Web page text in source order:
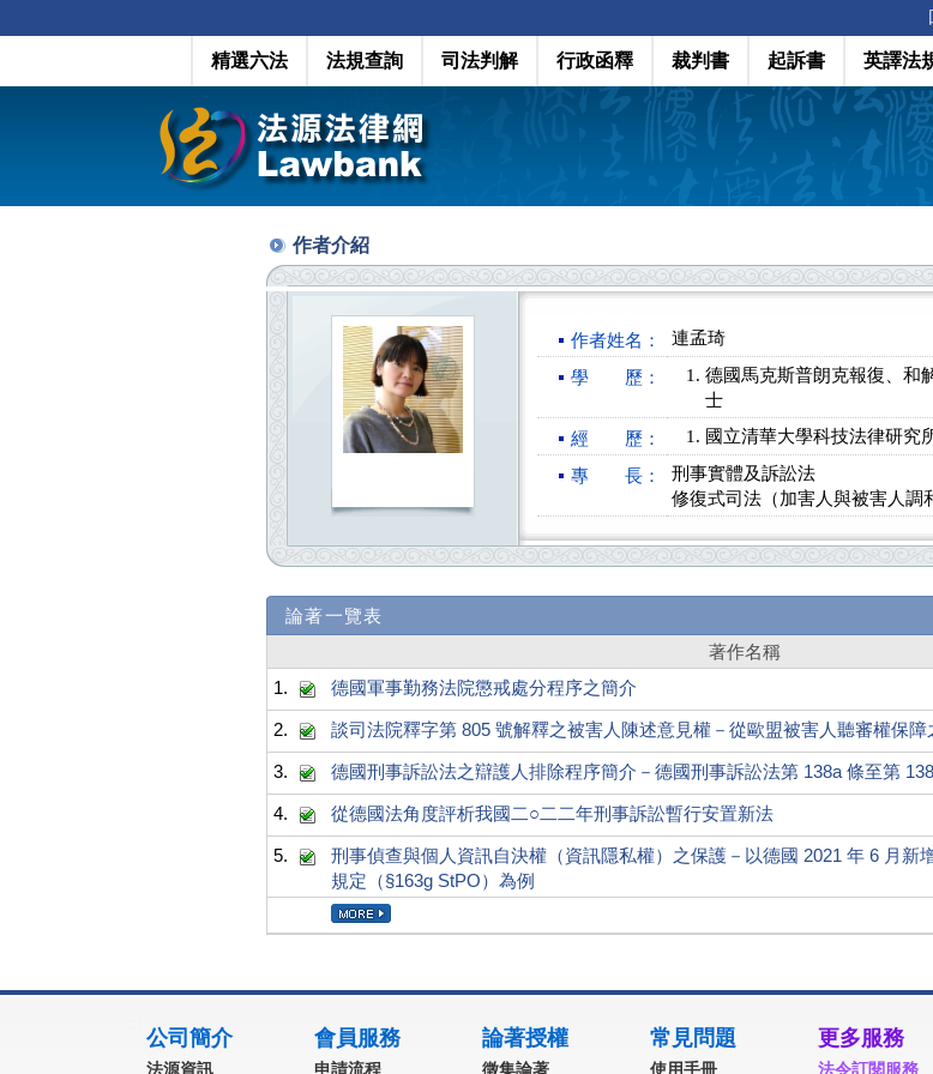
精選六法 法規查詢 司法判解 行政函釋 裁判書 起訴書 英譯法
作者介紹
作者姓名： 連孟琦
學 歷：
德國馬克斯普朗克報復、和
士
經 歷：
國立清華大學科技法律研究
專 長：
刑事實體及訴訟法
修復式司法（加害人與被害人調
論著一覽表
著作名稱
1.
德國軍事勤務法院懲戒處分程序之簡介
2. 談司法院釋字第 805 號解釋之被害人陳述意見權－從歐盟被害人聽審權保障
3. 德國刑事訴訟法之辯護人排除程序簡介－德國刑事訴訟法第 138a 條至第
4. 從德國法角度評析我國二○二二年刑事訴訟暫行安置新法
5.
刑事偵查與個人資訊自決權（資訊隱私權）之保護－以德國 2021 年 6 月新
規定（§163g StPO）為例
公司簡介
法源資訊
會員服務
申請流程
論著授權
徵集論著
常見問題
使用手冊
更多服務
法令訂閱服務